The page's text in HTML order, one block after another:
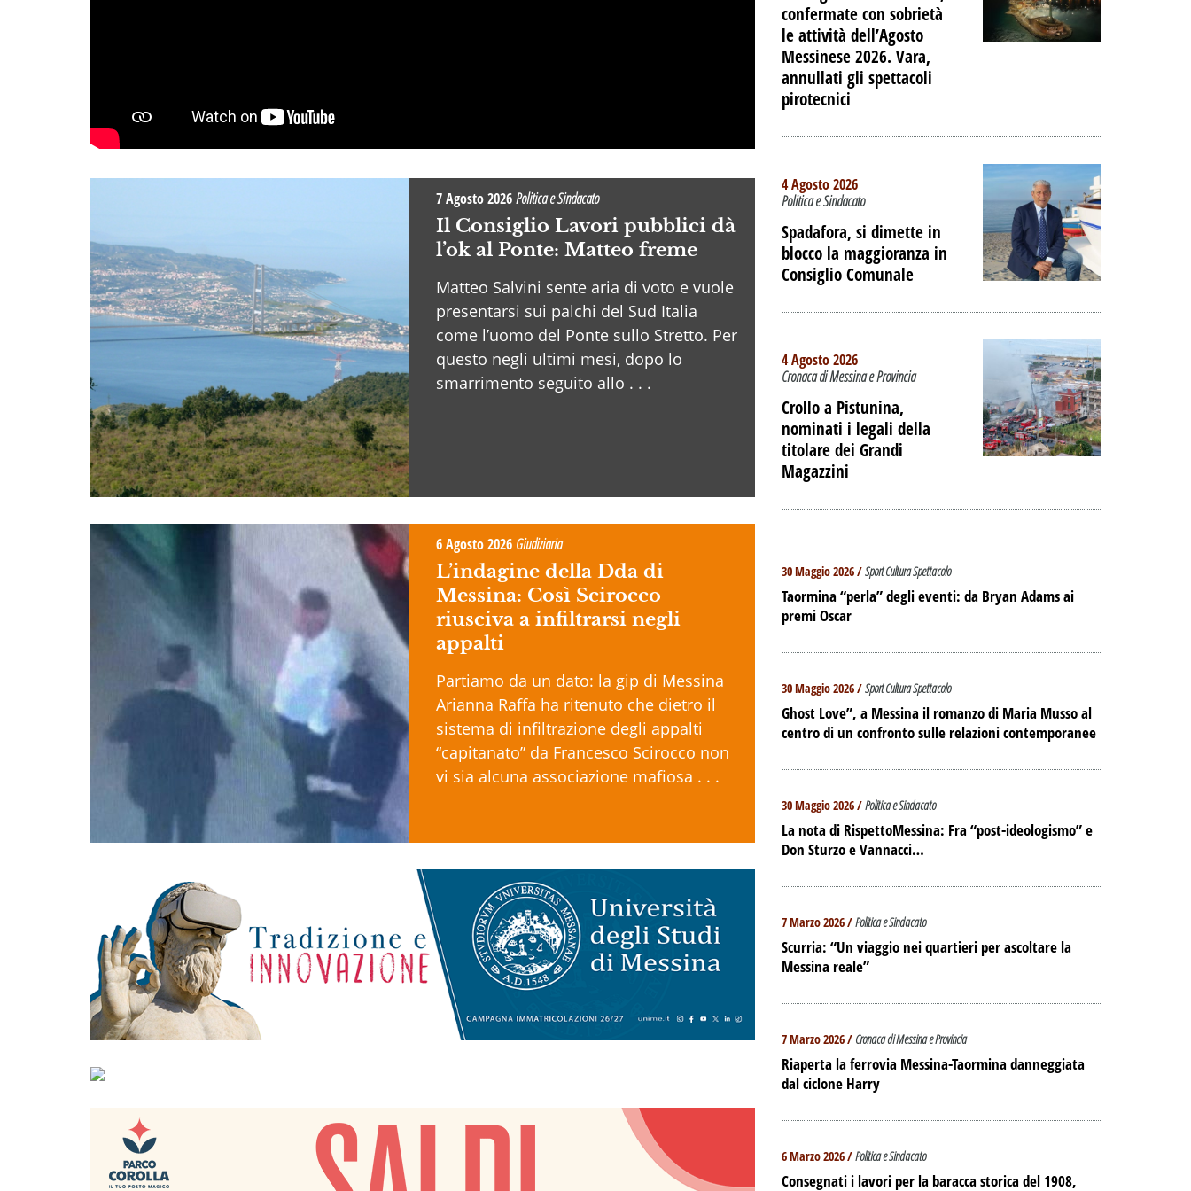
7 Agosto 2026Politica e Sindacato
Il Consiglio Lavori pubblici dà
l’ok al Ponte: Matteo freme
Matteo Salvini sente aria di voto e vuole
presentarsi sui palchi del Sud Italia
come l’uomo del Ponte sullo Stretto. Per
questo negli ultimi mesi, dopo lo
smarrimento seguito allo . . .
6 Agosto 2026 Giudiziaria
L’indagine della Dda di
Messina: Così Scirocco
riusciva a infiltrarsi negli
appalti
Partiamo da un dato: la gip di Messina
Arianna Raffa ha ritenuto che dietro il
sistema di infiltrazione degli appalti
“capitanato” da Francesco Scirocco non
vi sia alcuna associazione mafiosa . . .
confermate con sobrietà
le attività dell’Agosto
Messinese 2026. Vara,
annullati gli spettacoli
pirotecnici
4 Agosto 2026
Politica e Sindacato
Spadafora, si dimette in
blocco la maggioranza in
Consiglio Comunale
4 Agosto 2026
Cronaca di Messina e Provincia
Crollo a Pistunina,
nominati i legali della
titolare dei Grandi
Magazzini
30 Maggio 2026 /Sport Cultura Spettacolo
Taormina “perla” degli eventi: da Bryan Adams ai
premi Oscar
30 Maggio 2026 /Sport Cultura Spettacolo
Ghost Love”, a Messina il romanzo di Maria Musso al
centro di un confronto sulle relazioni contemporanee
30 Maggio 2026 /Politica e Sindacato
La nota di RispettoMessina: Fra “post-ideologismo” e
Don Sturzo e Vannacci…
7 Marzo 2026 /Politica e Sindacato
Scurria: “Un viaggio nei quartieri per ascoltare la
Messina reale”
7 Marzo 2026 / Cronaca di Messina e Provincia
Riaperta la ferrovia Messina-Taormina danneggiata
dal ciclone Harry
6 Marzo 2026 /Politica e Sindacato
Consegnati i lavori per la baracca storica del 1908,